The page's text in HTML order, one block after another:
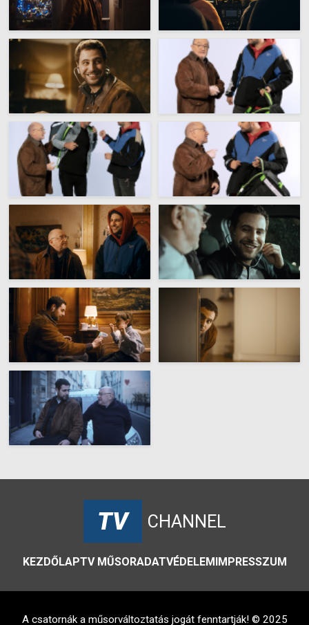
TV CHANNEL
KEZDŐLAPTV MŰSORADATVÉDELEMIMPRESSZUM
A csatornák a műsorváltoztatás jogát fenntartják! © 2025